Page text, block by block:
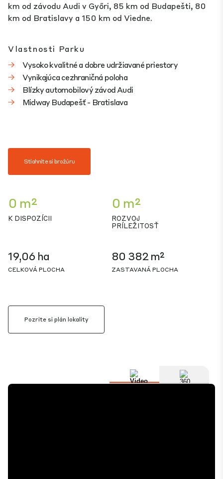
km od závodu Audi v Győri, 85 km od Budapešti, 80
km od Bratislavy a 150 km od Viedne.
Vlastnosti Parku
Vysoko kvalitné a dobre udržiavané priestory
Vynikajúca cezhraničná poloha
Blízky automobilový závod Audi
Midway Budapešť - Bratislava
Stiahnite si brožúru
0 m²
K DISPOZÍCII
0 m²
ROZVOJ
PRÍLEŽITOSŤ
19,06 ha
CELKOVÁ PLOCHA
80 382 m²
ZASTAVANÁ PLOCHA
Pozrite si plán lokality